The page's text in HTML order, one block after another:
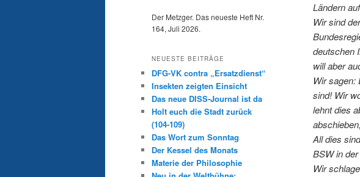
Ländern
Wir sind
deutschen
will aber
Wir sagen:
sind! Wir
lehnt dies
All dies
BSW in
Wir
Der Metzger. Das neueste Heft Nr.
164, Juli 2026.
NEUESTE BEITRÄGE
DFG-VK contra „Ersatzdienst“
Insekten zeigten Einsicht
Das neue DISS-Journal ist da
Holt euch die Stadt zurück
(104-109)
Das Wort zum Sonntag
Der Kessel des Monats
Materie der Philosophie